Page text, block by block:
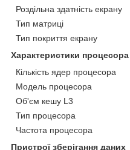
Роздільна здатність екрану
Тип матриці
Тип покриття екрану
Характеристики процесора
Кількість ядер процесора
Модель процесора
Об'єм кешу L3
Тип процесора
Частота процесора
Пристрої зберігання даних